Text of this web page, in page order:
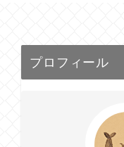
プロフィール